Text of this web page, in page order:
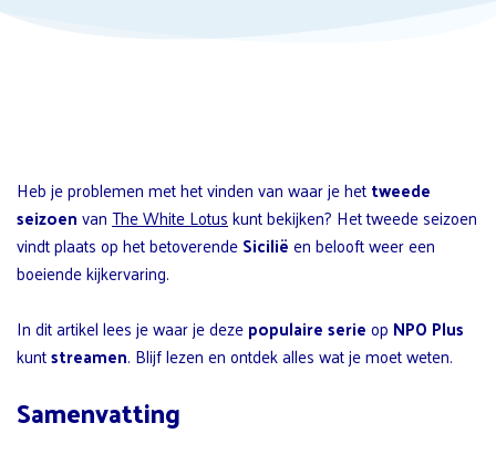
Heb je problemen met het vinden van waar je hettweede
seizoenvanThe White Lotuskunt bekijken? Het tweede seizoen
vindt plaats op het betoverendeSiciliëen belooft weer een
boeiende kijkervaring.
In dit artikel lees je waar je dezepopulaire serieop NPO Plus
kuntstreamen. Blijf lezen en ontdek alles wat je moet weten.
Samenvatting